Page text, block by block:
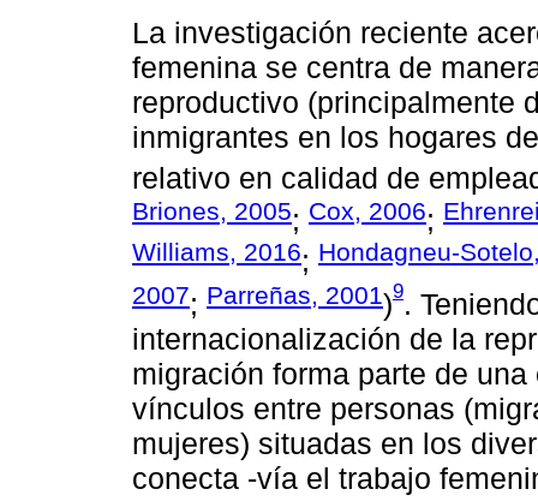
La investigación reciente
femenina se centra de
reproductivo (principalmente
inmigrantes en los hogares
relativo en calidad de
Briones, 2005; Cox, 2006;
Williams, 2016; Hondagneu-
2007; Parreñas, 2001)9.
internacionalización de la
migración forma parte de
vínculos entre personas
mujeres) situadas en los
conecta -vía el trabajo